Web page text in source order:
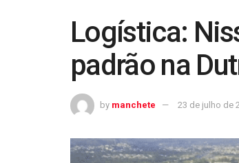
Logística:
padrão na
by manchete 23 de julho de